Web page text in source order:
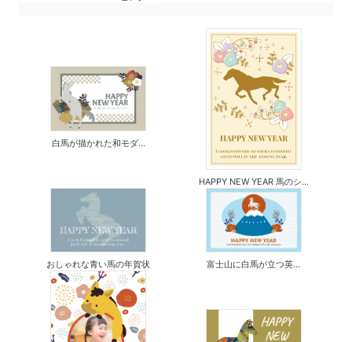
白馬が描かれた和モダ...
HAPPY NEW YEAR 馬のシ...
おしゃれな青い馬の年賀状 富士山に白馬が立つ英...